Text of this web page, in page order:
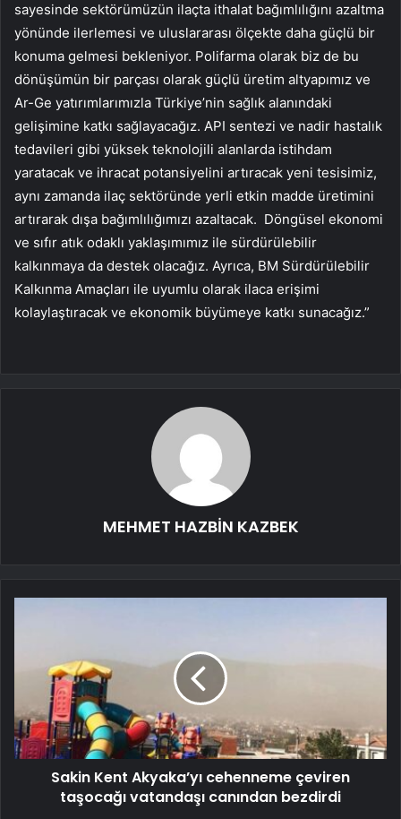
sayesinde sektörümüzün ilaçta ithalat bağımlılığını azaltma
yönünde ilerlemesi ve uluslararası ölçekte daha güçlü bir
konuma gelmesi bekleniyor. Polifarma olarak biz de bu
dönüşümün bir parçası olarak güçlü üretim altyapımız ve
Ar-Ge yatırımlarımızla Türkiye’nin sağlık alanındaki
gelişimine katkı sağlayacağız. API sentezi ve nadir hastalık
tedavileri gibi yüksek teknolojili alanlarda istihdam
yaratacak ve ihracat potansiyelini artıracak yeni tesisimiz,
aynı zamanda ilaç sektöründe yerli etkin madde üretimini
artırarak dışa bağımlılığımızı azaltacak. Döngüsel ekonomi
ve sıfır atık odaklı yaklaşımımız ile sürdürülebilir
kalkınmaya da destek olacağız. Ayrıca, BM Sürdürülebilir
Kalkınma Amaçları ile uyumlu olarak ilaca erişimi
kolaylaştıracak ve ekonomik büyümeye katkı sunacağız.”
MEHMET HAZBİN KAZBEK
Sakin Kent Akyaka’yı cehenneme çeviren
taşocağı vatandaşı canından bezdirdi